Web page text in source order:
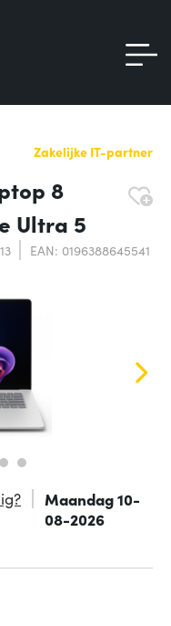
Zakelijke IT-partner
8
Ultra 5
EAN: 0196388645541
Maandag 10-
08-2026